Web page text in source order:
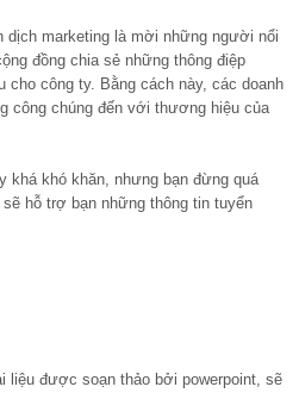
dịch marketing là mời những người nổi
đồng chia sẻ những thông điệp
công ty. Bằng cách này, các doanh
công chúng đến với thương hiệu của
khá khó khăn, nhưng bạn đừng quá
sẽ hỗ trợ bạn những thông tin tuyển
liệu được soạn thảo bởi powerpoint, sẽ